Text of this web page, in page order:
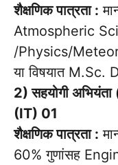
शैक्षणिक पात्रता :
Atmospheric
/Physics/
या विषयात M.Sc.
2) सहयोगी
(IT) 01
शैक्षणिक पात्रता :
60% गुणांसह